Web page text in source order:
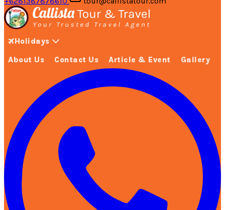
Holidays
About Us Contact Us Article & Event Gallery